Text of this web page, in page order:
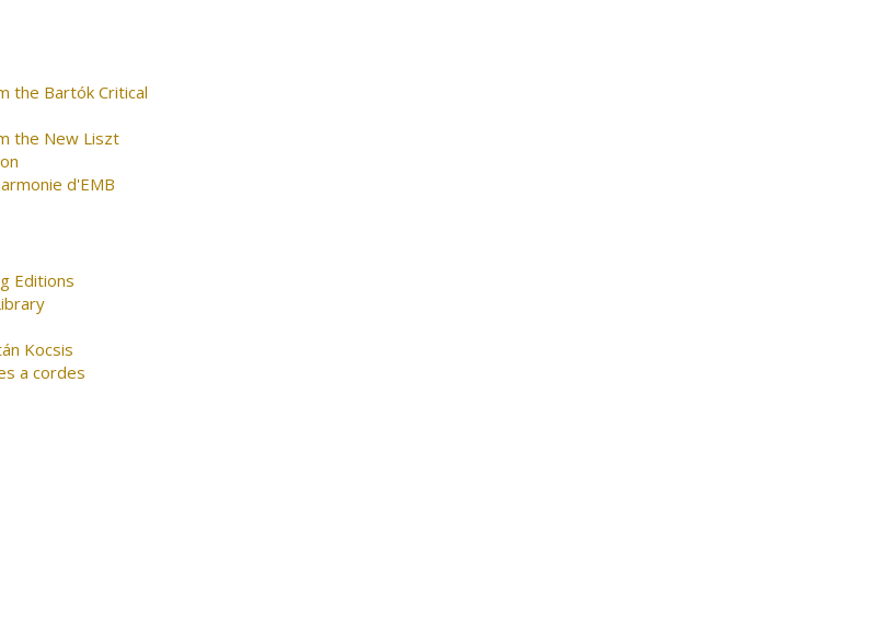
the Bartók Critical
the New Liszt
d'EMB
Editions
Kocsis
a cordes